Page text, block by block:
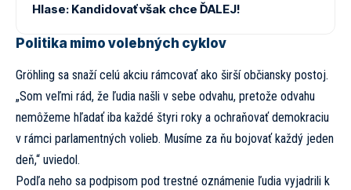
Hlase: Kandidovať však chce ĎALEJ!
Politika mimo volebných cyklov
Gröhling sa snaží celú akciu rámcovať ako širší občiansky postoj.
„Som veľmi rád, že ľudia našli v sebe odvahu, pretože odvahu
nemôžeme hľadať iba každé štyri roky a ochraňovať demokraciu
v rámci parlamentných volieb. Musíme za ňu bojovať každý jeden
deň,“ uviedol.
Podľa neho sa podpisom pod trestné oznámenie ľudia vyjadrili k